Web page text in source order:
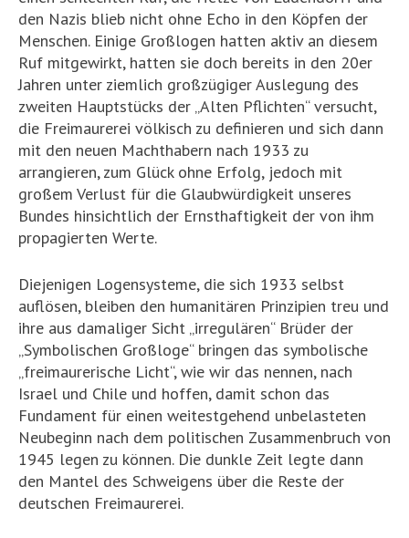
den Nazis blieb nicht ohne Echo in den Köpfen der
Menschen. Einige Großlogen hatten aktiv an diesem
Ruf mitgewirkt, hatten sie doch bereits in den 20er
Jahren unter ziemlich großzügiger Auslegung des
zweiten Hauptstücks der „Alten Pflichten“ versucht,
die Freimaurerei völkisch zu definieren und sich dann
mit den neuen Machthabern nach 1933 zu
arrangieren, zum Glück ohne Erfolg, jedoch mit
großem Verlust für die Glaubwürdigkeit unseres
Bundes hinsichtlich der Ernsthaftigkeit der von ihm
propagierten Werte.
Diejenigen Logensysteme, die sich 1933 selbst
auflösen, bleiben den humanitären Prinzipien treu und
ihre aus damaliger Sicht „irregulären“ Brüder der
„Symbolischen Großloge“ bringen das symbolische
„freimaurerische Licht“, wie wir das nennen, nach
Israel und Chile und hoffen, damit schon das
Fundament für einen weitestgehend unbelasteten
Neubeginn nach dem politischen Zusammenbruch von
1945 legen zu können. Die dunkle Zeit legte dann
den Mantel des Schweigens über die Reste der
deutschen Freimaurerei.